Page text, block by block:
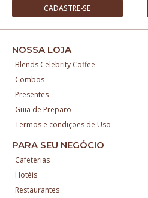
CADASTRE-SE
NOSSA LOJA
Blends Celebrity Coffee
Combos
Presentes
Guia de Preparo
Termos e condições de Uso
PARA SEU NEGÓCIO
Cafeterias
Hotéis
Restaurantes